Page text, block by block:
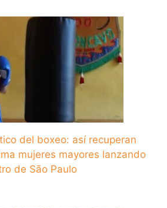
del boxeo: así recuperan
mujeres mayores lanzando
de São Paulo